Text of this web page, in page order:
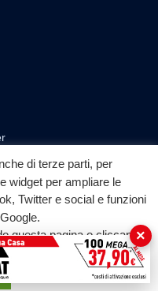
▶
YouTube
riservati
di terze parti, per
widget per ampliare le
Twitter e social e funzioni
questa pagina o cliccando
all'uso dei cookie.
×